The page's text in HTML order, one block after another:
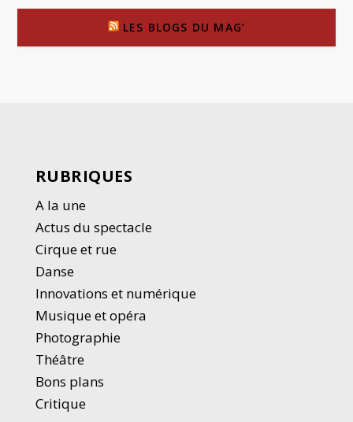
LES BLOGS DU MAG’
RUBRIQUES
A la une
Actus du spectacle
Cirque et rue
Danse
Innovations et numérique
Musique et opéra
Photographie
Théâtre
Bons plans
Critique